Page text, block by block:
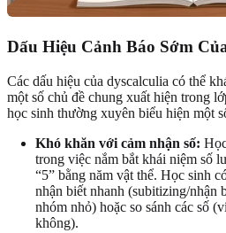
Dấu Hiệu Cảnh Báo Sớm
Các dấu hiệu của dyscalculia có thể
một số chủ đề chung xuất hiện trong
học sinh thường xuyên biểu hiện một
Khó khăn với cảm nhận số:
trong việc nắm bắt khái niệm số
“5” bằng năm vật thể. Học sinh
nhận biết nhanh (subitizing/nhận
nhóm nhỏ) hoặc so sánh các số
không).